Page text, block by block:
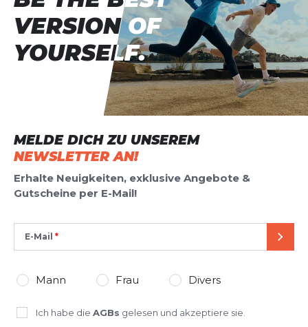
MELDE DICH ZU UNSEREM
NEWSLETTER AN!
Erhalte Neuigkeiten, exklusive Angebote &
Gutscheine per E-Mail!
E-Mail
Mann Frau Divers
Ich habe die AGBs gelesen und akzeptiere sie.
VERSION OF
YOURSELF.
VERSION OF
YOURSELF.